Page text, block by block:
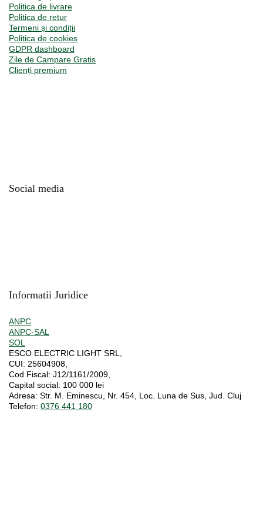
Politica de livrare
Politica de retur
Termeni și condiții
Politica de cookies
GDPR dashboard
Zile de Campare Gratis
Clienți premium
Social media
Informatii Juridice
ANPC
ANPC-SAL
SOL
ESCO ELECTRIC LIGHT SRL,
CUI: 25604908,
Cod Fiscal: J12/1161/2009,
Capital social: 100 000 lei
Adresa: Str. M. Eminescu, Nr. 454, Loc. Luna de Sus, Jud. Cluj
Telefon: 0376 441 180